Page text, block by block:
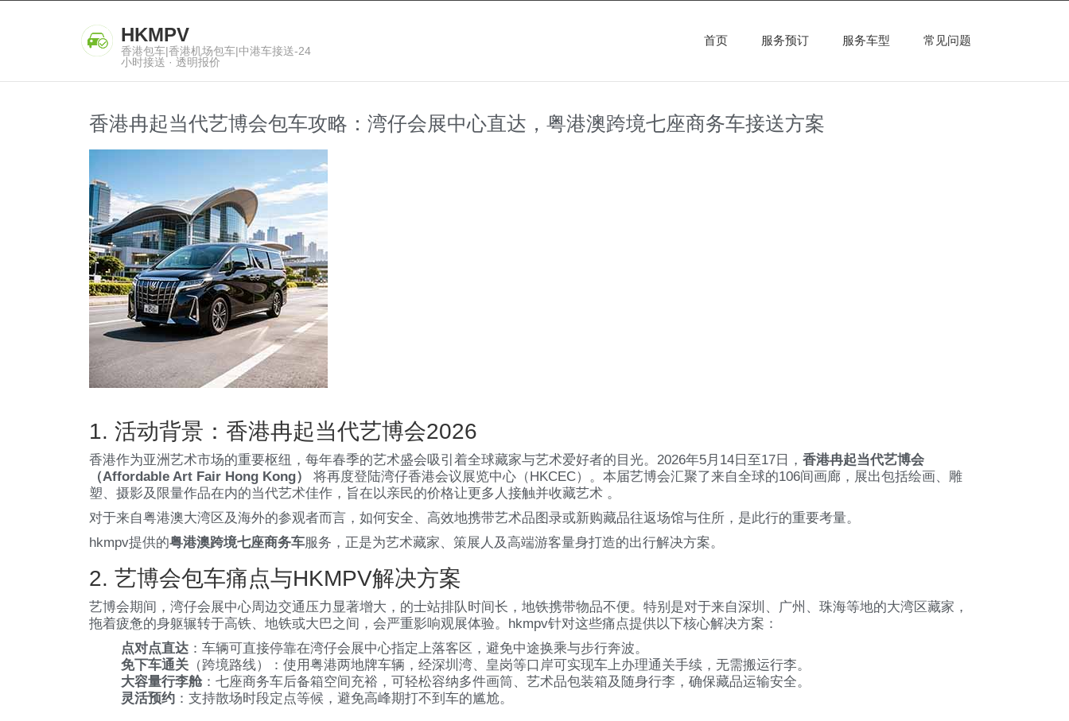
HKMPV
香港包车|香港机场包车|中港车接送-24
小时接送 · 透明报价
首页 服务预订 服务车型 常见问题
香港冉起当代艺博会包车攻略：湾仔会展中心直达，粤港澳跨境七座商务车接送方案
1. 活动背景：香港冉起当代艺博会2026
香港作为亚洲艺术市场的重要枢纽，每年春季的艺术盛会吸引着全球藏家与艺术爱好者的目光。2026年5月14日至17日， 香港冉起当代艺博会
（Affordable Art Fair Hong Kong）
将再度登陆湾仔香港会议展览中心（HKCEC）。本届艺博会汇聚了来自全球的106间画廊，展出包括绘画、雕
塑、摄影及限量作品在内的当代艺术佳作，旨在以亲民的价格让更多人接触并收藏艺术 。
对于来自粤港澳大湾区及海外的参观者而言，如何安全、高效地携带艺术品图录或新购藏品往返场馆与住所，是此行的重要考量。
hkmpv提供的粤港澳跨境七座商务车服务，正是为艺术藏家、策展人及高端游客量身打造的出行解决方案。
2. 艺博会包车痛点与HKMPV解决方案
艺博会期间，湾仔会展中心周边交通压力显著增大，的士站排队时间长，地铁携带物品不便。特别是对于来自深圳、广州、珠海等地的大湾区藏家，
拖着疲惫的身躯辗转于高铁、地铁或大巴之间，会严重影响观展体验。hkmpv针对这些痛点提供以下核心解决方案：
点对点直达 ：车辆可直接停靠在湾仔会展中心指定上落客区，避免中途换乘与步行奔波。
免下车通关 （跨境路线）：使用粤港两地牌车辆，经深圳湾、皇岗等口岸可实现车上办理通关手续，无需搬运行李。
大容量行李舱：七座商务车后备箱空间充裕，可轻松容纳多件画筒、艺术品包装箱及随身行李，确保藏品运输安全。
灵活预约 ：支持散场时段定点等候，避免高峰期打不到车的尴尬。